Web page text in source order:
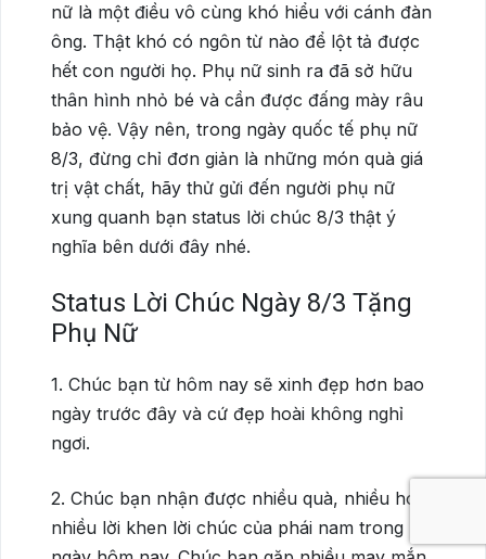
nữ là một điều vô cùng khó hiểu với cánh đàn
ông. Thật khó có ngôn từ nào để lột tả được
hết con người họ. Phụ nữ sinh ra đã sở hữu
thân hình nhỏ bé và cần được đấng mày râu
bảo vệ. Vậy nên, trong ngày quốc tế phụ nữ
8/3, đừng chỉ đơn giản là những món quà giá
trị vật chất, hãy thử gửi đến người phụ nữ
xung quanh bạn status lời chúc 8/3 thật ý
nghĩa bên dưới đây nhé.
Status Lời Chúc Ngày 8/3 Tặng
Phụ Nữ
1. Chúc bạn từ hôm nay sẽ xinh đẹp hơn bao
ngày trước đây và cứ đẹp hoài không nghỉ
ngơi.
2. Chúc bạn nhận được nhiều quà, nhiều hoa
nhiều lời khen lời chúc của phái nam trong